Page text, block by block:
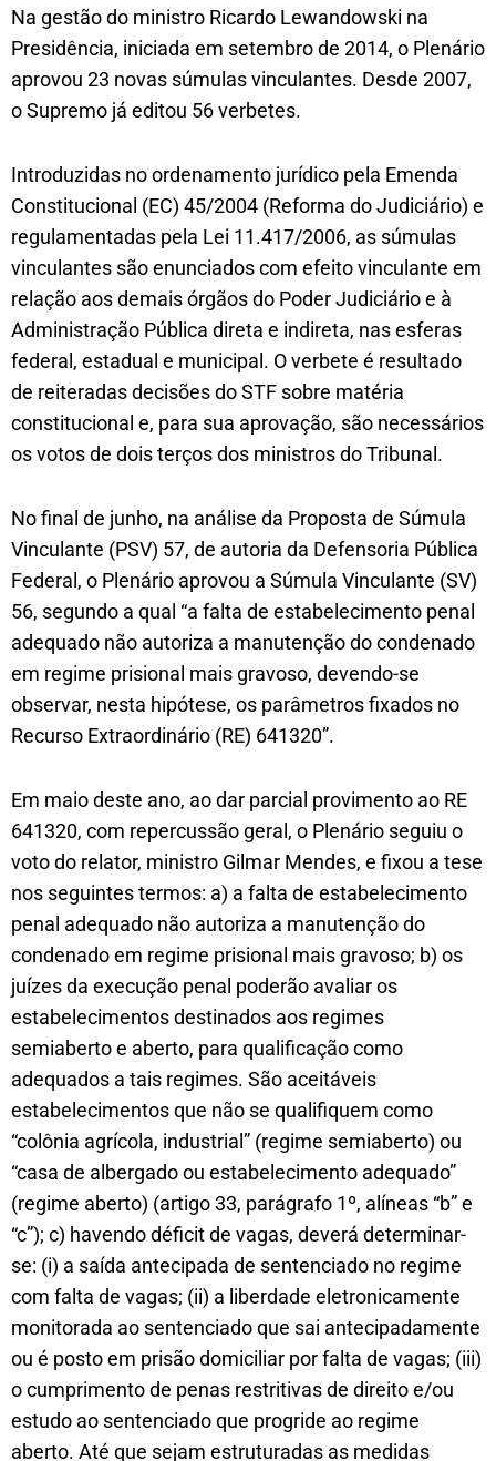
Na gestão do ministro Ricardo Lewandowski na
Presidência, iniciada em setembro de 2014, o Plenário
aprovou 23 novas súmulas vinculantes. Desde 2007,
o Supremo já editou 56 verbetes.
Introduzidas no ordenamento jurídico pela Emenda
Constitucional (EC) 45/2004 (Reforma do Judiciário) e
regulamentadas pela Lei 11.417/2006, as súmulas
vinculantes são enunciados com efeito vinculante em
relação aos demais órgãos do Poder Judiciário e à
Administração Pública direta e indireta, nas esferas
federal, estadual e municipal. O verbete é resultado
de reiteradas decisões do STF sobre matéria
constitucional e, para sua aprovação, são necessários
os votos de dois terços dos ministros do Tribunal.
No final de junho, na análise da Proposta de Súmula
Vinculante (PSV) 57, de autoria da Defensoria Pública
Federal, o Plenário aprovou a Súmula Vinculante (SV)
56, segundo a qual “a falta de estabelecimento penal
adequado não autoriza a manutenção do condenado
em regime prisional mais gravoso, devendo-se
observar, nesta hipótese, os parâmetros fixados no
Recurso Extraordinário (RE) 641320”.
Em maio deste ano, ao dar parcial provimento ao RE
641320, com repercussão geral, o Plenário seguiu o
voto do relator, ministro Gilmar Mendes, e fixou a tese
nos seguintes termos: a) a falta de estabelecimento
penal adequado não autoriza a manutenção do
condenado em regime prisional mais gravoso; b) os
juízes da execução penal poderão avaliar os
estabelecimentos destinados aos regimes
semiaberto e aberto, para qualificação como
adequados a tais regimes. São aceitáveis
estabelecimentos que não se qualifiquem como
“colônia agrícola, industrial” (regime semiaberto) ou
“casa de albergado ou estabelecimento adequado”
(regime aberto) (artigo 33, parágrafo 1º, alíneas “b” e
“c”); c) havendo déficit de vagas, deverá determinar-
se: (i) a saída antecipada de sentenciado no regime
com falta de vagas; (ii) a liberdade eletronicamente
monitorada ao sentenciado que sai antecipadamente
ou é posto em prisão domiciliar por falta de vagas; (iii)
o cumprimento de penas restritivas de direito e/ou
estudo ao sentenciado que progride ao regime
aberto. Até que sejam estruturadas as medidas